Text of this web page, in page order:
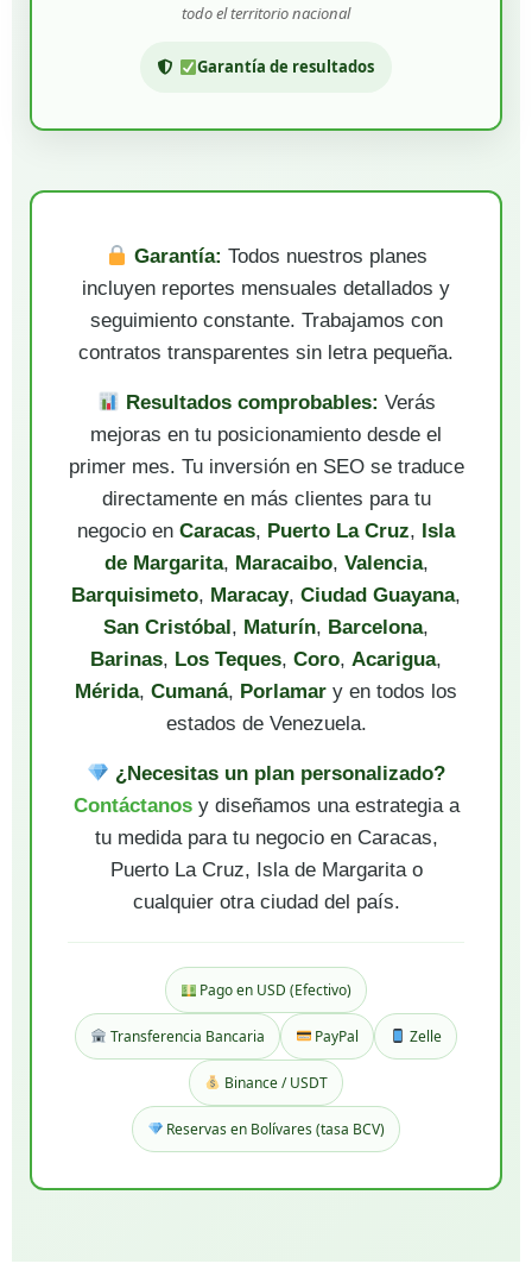
todo el territorio nacional
Garantía de resultados
Garantía: Todos nuestros planes
incluyen reportes mensuales detallados y
seguimiento constante. Trabajamos con
contratos transparentes sin letra pequeña.
Resultados comprobables: Verás
mejoras en tu posicionamiento desde el
primer mes. Tu inversión en SEO se traduce
directamente en más clientes para tu
negocio en Caracas, Puerto La Cruz, Isla
de Margarita, Maracaibo, Valencia,
Barquisimeto, Maracay, Ciudad Guayana,
San Cristóbal, Maturín, Barcelona,
Barinas, Los Teques, Coro, Acarigua,
Mérida, Cumaná, Porlamar y en todos los
estados de Venezuela.
¿Necesitas un plan personalizado?
Contáctanosy diseñamos una estrategia a
tu medida para tu negocio en Caracas,
Puerto La Cruz, Isla de Margarita o
cualquier otra ciudad del país.
Pago en USD (Efectivo)
Transferencia Bancaria PayPal Zelle
Binance / USDT
Reservas en Bolívares (tasa BCV)